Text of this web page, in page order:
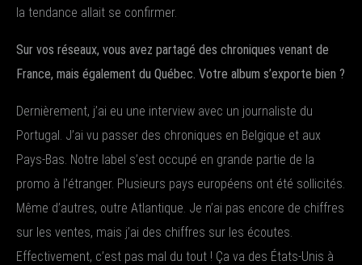
la tendance allait se confirmer.
Sur vos réseaux, vous avez partagé des chroniques venant de
France, mais également du Québec. Votre album s’exporte bien ?
Dernièrement, j’ai eu une interview avec un journaliste du
Portugal. J’ai vu passer des chroniques en Belgique et aux
Pays-Bas. Notre label s’est occupé en grande partie de la
promo à l’étranger. Plusieurs pays européens ont été sollicités.
Même d’autres, outre Atlantique. Je n’ai pas encore de chiffres
sur les ventes, mais j’ai des chiffres sur les écoutes.
Effectivement, c’est pas mal du tout ! Ça va des États-Unis à